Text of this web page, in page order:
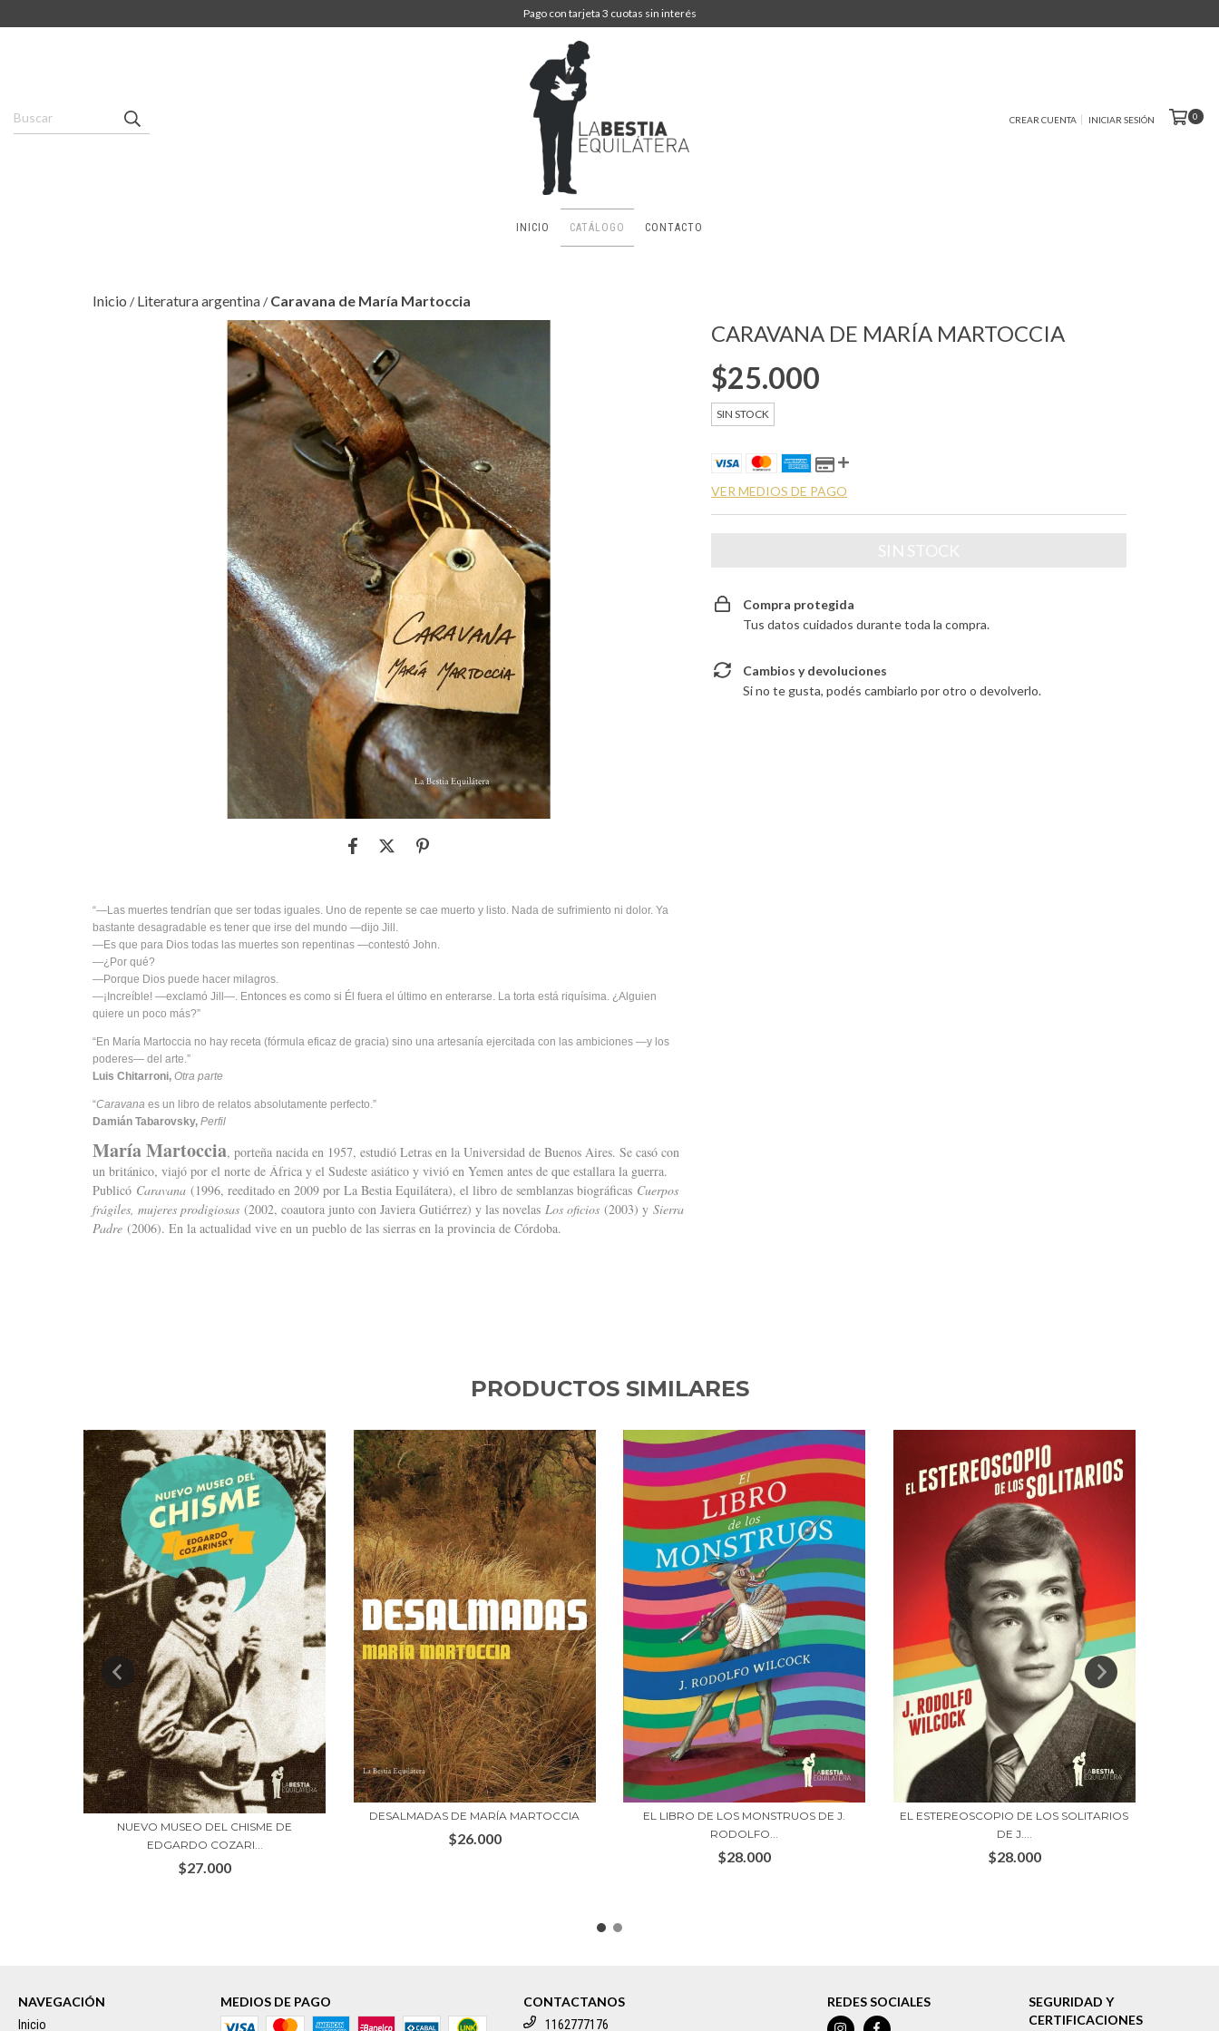
Pago con tarjeta 3 cuotas sin interés
CREAR CUENTA INICIAR SESIÓN 0
INICIO CATÁLOGO CONTACTO
Inicio / Literatura argentina/ Caravana de María Martoccia
“—Las muertes tendrían que ser todas iguales. Uno de repente se cae muerto y listo. Nada de sufrimiento ni dolor. Ya
bastante desagradable es tener que irse del mundo —dijo Jill.
—Es que para Dios todas las muertes son repentinas —contestó John.
—¿Por qué?
—Porque Dios puede hacer milagros.
—¡Increíble! —exclamó Jill—. Entonces es como si Él fuera el último en enterarse. La torta está riquísima. ¿Alguien
quiere un poco más?”
“En María Martoccia no hay receta (fórmula eficaz de gracia) sino una artesanía ejercitada con las ambiciones —y los
poderes— del arte.”
Luis Chitarroni, Otra parte
“Caravana es un libro de relatos absolutamente perfecto.”
Damián Tabarovsky, Perfil
María Martoccia, porteña nacida en 1957, estudió Letras en la Universidad de Buenos Aires. Se casó con
un británico, viajó por el norte de África y el Sudeste asiático y vivió en Yemen antes de que estallara la guerra.
Publicó Caravana (1996, reeditado en 2009 por La Bestia Equilátera), el libro de semblanzas biográficas Cuerpos
frágiles, mujeres prodigiosas (2002, coautora junto con Javiera Gutiérrez) y las novelas Los oficios (2003) y Sierra
Padre (2006). En la actualidad vive en un pueblo de las sierras en la provincia de Córdoba.
CARAVANA DE MARÍA MARTOCCIA
$25.000
SIN STOCK
VER MEDIOS DE PAGO
Compra protegida
Tus datos cuidados durante toda la compra.
Cambios y devoluciones
Si no te gusta, podés cambiarlo por otro o devolverlo.
PRODUCTOS SIMILARES
NUEVO MUSEO DEL CHISME DE
EDGARDO COZARI...
$27.000
DESALMADAS DE MARÍA MARTOCCIA
$26.000
EL LIBRO DE LOS MONSTRUOS DE J.
RODOLFO...
$28.000
EL ESTEREOSCOPIO DE LOS SOLITARIOS
DE J....
$28.000
NAVEGACIÓN
Inicio
MEDIOS DE PAGO CONTACTANOS
1162777176
REDES SOCIALES
SEGURIDAD Y
CERTIFICACIONES